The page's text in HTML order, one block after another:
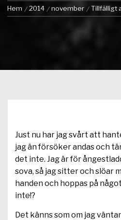
Hem 2014 november Tillfälligt
Just nu har jag svårt att
jag än försöker andas och
det inte. Jag är för
sova, så jag sitter och slöar
handen och hoppas på
inte!?
Det känns som om jag